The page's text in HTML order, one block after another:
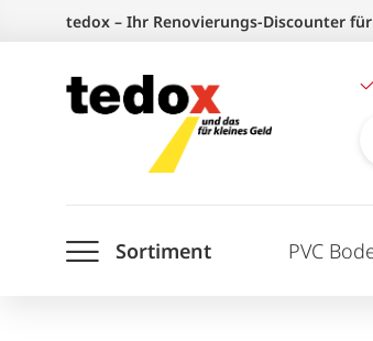
springen
tedox – Ihr Renovierungs-Discounter
Sortiment PVC